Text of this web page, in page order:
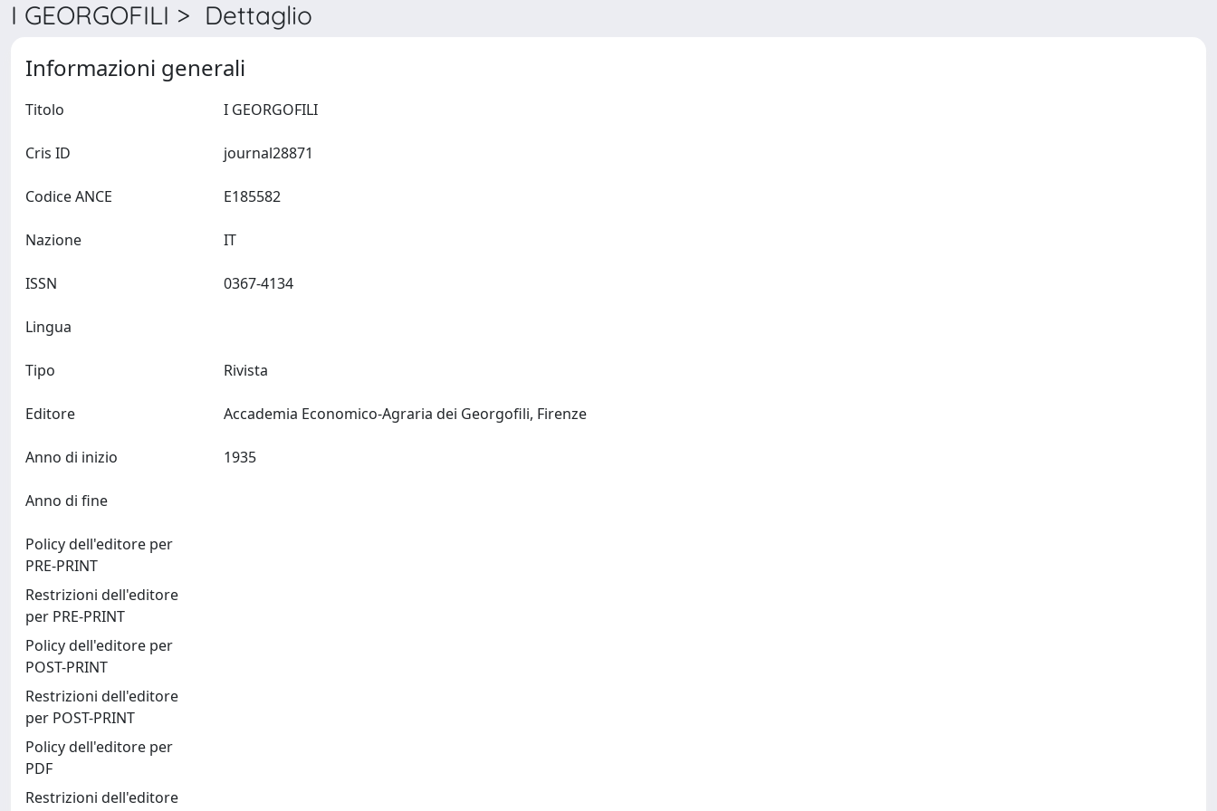
I GEORGOFILI > Dettaglio
Informazioni generali
Titolo
Cris ID
Codice ANCE
Nazione
ISSN
Lingua
Tipo Rivista
Editore
Anno di inizio
Anno di fine
Policy dell'editore per
PRE-PRINT
Restrizioni dell'editore
per PRE-PRINT
Policy dell'editore per
POST-PRINT
Restrizioni dell'editore
per POST-PRINT
Policy dell'editore per
PDF
Restrizioni dell'editore